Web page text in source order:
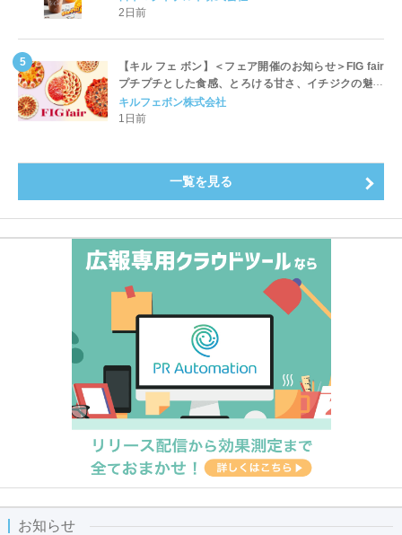
開始
2日前
【キル フェ ボン】＜フェア開催のお知らせ＞FIG fair
プチプチとした食感、とろける甘さ、イチジクの魅力
をたっぷりと。新作を含め、イチジク尽くしの全4種が
登場8月20日（木）スタート
キルフェボン株式会社
1日前
一覧を見る
お知らせ